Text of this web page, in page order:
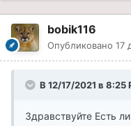
bobik116
Опубликовано 17
В 12/17/2021 в 8:25
Здравствуйте Есть